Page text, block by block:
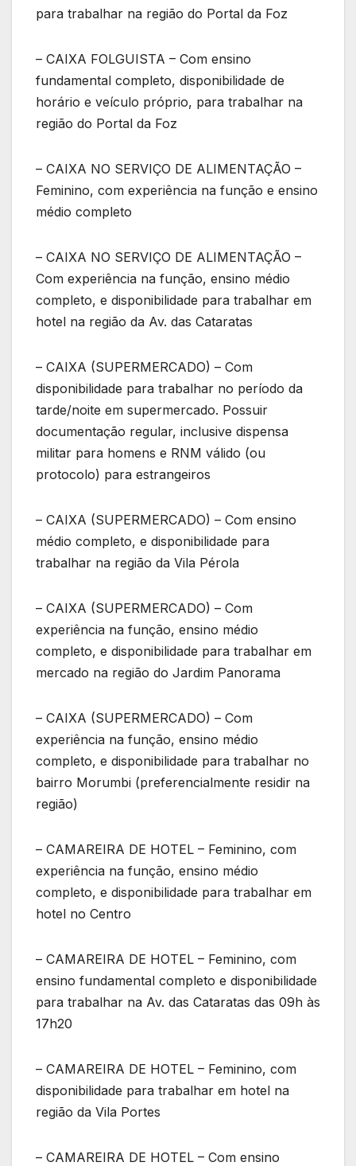
para trabalhar na região do Portal da Foz
– CAIXA FOLGUISTA – Com ensino
fundamental completo, disponibilidade de
horário e veículo próprio, para trabalhar na
região do Portal da Foz
– CAIXA NO SERVIÇO DE ALIMENTAÇÃO –
Feminino, com experiência na função e ensino
médio completo
– CAIXA NO SERVIÇO DE ALIMENTAÇÃO –
Com experiência na função, ensino médio
completo, e disponibilidade para trabalhar em
hotel na região da Av. das Cataratas
– CAIXA (SUPERMERCADO) – Com
disponibilidade para trabalhar no período da
tarde/noite em supermercado. Possuir
documentação regular, inclusive dispensa
militar para homens e RNM válido (ou
protocolo) para estrangeiros
– CAIXA (SUPERMERCADO) – Com ensino
médio completo, e disponibilidade para
trabalhar na região da Vila Pérola
– CAIXA (SUPERMERCADO) – Com
experiência na função, ensino médio
completo, e disponibilidade para trabalhar em
mercado na região do Jardim Panorama
– CAIXA (SUPERMERCADO) – Com
experiência na função, ensino médio
completo, e disponibilidade para trabalhar no
bairro Morumbi (preferencialmente residir na
região)
– CAMAREIRA DE HOTEL – Feminino, com
experiência na função, ensino médio
completo, e disponibilidade para trabalhar em
hotel no Centro
– CAMAREIRA DE HOTEL – Feminino, com
ensino fundamental completo e disponibilidade
para trabalhar na Av. das Cataratas das 09h às
17h20
– CAMAREIRA DE HOTEL – Feminino, com
disponibilidade para trabalhar em hotel na
região da Vila Portes
– CAMAREIRA DE HOTEL – Com ensino